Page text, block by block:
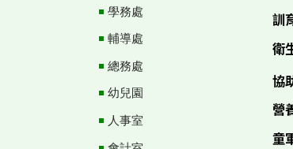
學務處
輔導處
總務處
幼兒園
人事室
訓
衛
協
營
童